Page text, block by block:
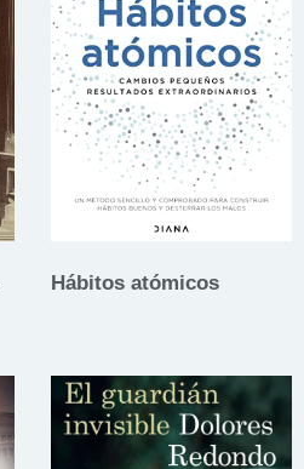
Hábitos atómicos